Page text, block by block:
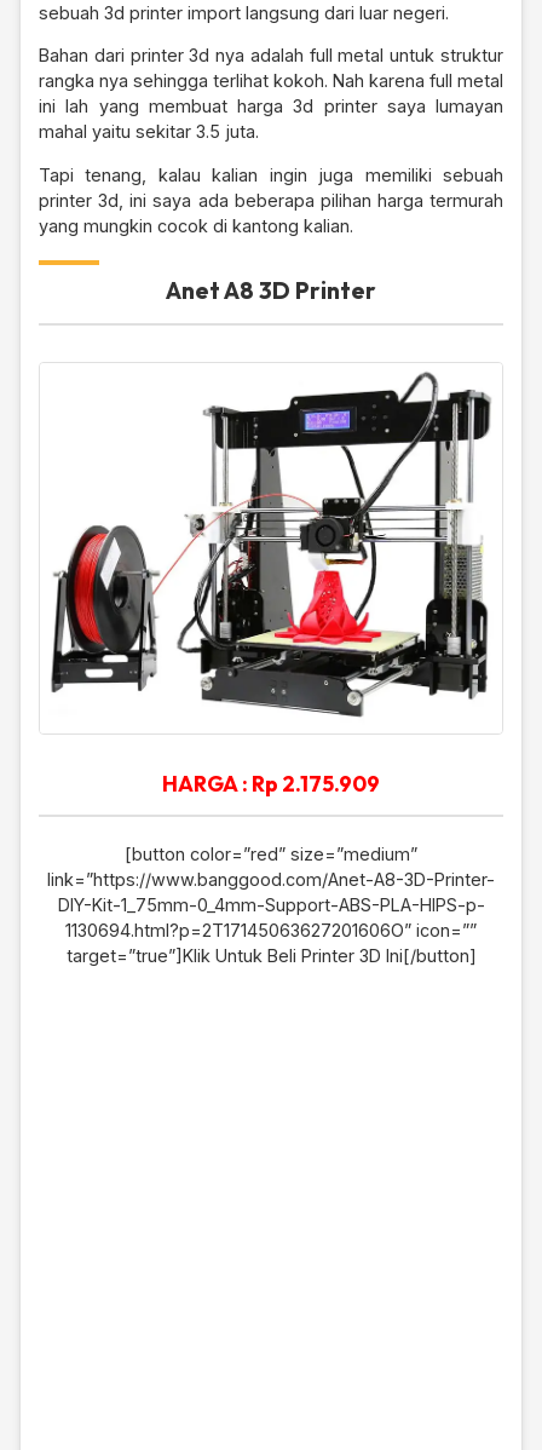
sebuah 3d printer import langsung dari luar negeri.
Bahan dari printer 3d nya adalah full metal untuk struktur
rangka nya sehingga terlihat kokoh. Nah karena full metal
ini lah yang membuat harga 3d printer saya lumayan
mahal yaitu sekitar 3.5 juta.
Tapi tenang, kalau kalian ingin juga memiliki sebuah
printer 3d, ini saya ada beberapa pilihan harga termurah
yang mungkin cocok di kantong kalian.
Anet A8 3D Printer
HARGA : Rp 2.175.909
[button color=”red” size=”medium”
link=”https://www.banggood.com/Anet-A8-3D-Printer-
DIY-Kit-1_75mm-0_4mm-Support-ABS-PLA-HIPS-p-
1130694.html?p=2T17145063627201606O” icon=””
target=”true”]Klik Untuk Beli Printer 3D Ini[/button]